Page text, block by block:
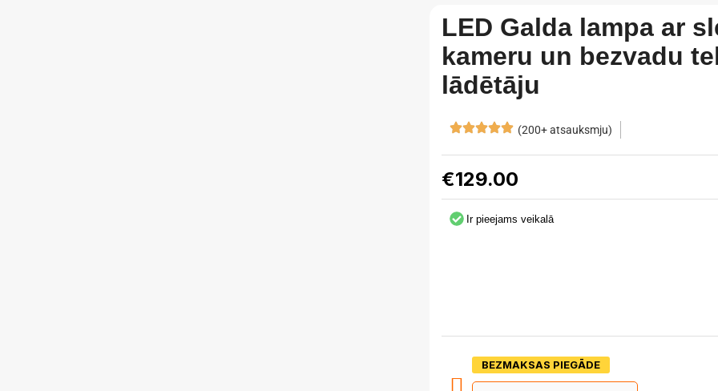
LED Galda lampa ar
kameru un bezvadu
lādētāju
(200+ atsauksmju)
€129.00
Ir pieejams veikalā
BEZMAKSAS PIEGĀDE